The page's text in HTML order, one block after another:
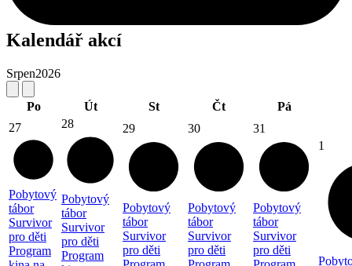
Kalendář akcí
Srpen2026
Po Út St Čt
Pá
27
Pobytový
tábor
Survivor
pro děti
Program
28
Pobytový
tábor
Survivor
pro děti
Program
29
Pobytový
tábor
Survivor
pro děti
30
Pobytový
tábor
Survivor
pro děti
31
Pobytový
tábor
Survivor
pro děti
1